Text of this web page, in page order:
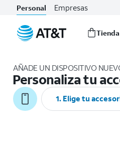
Personal Empresas
Tienda
AÑADE UN DISPOSITIVO
Personaliza tu
1. Elige tu